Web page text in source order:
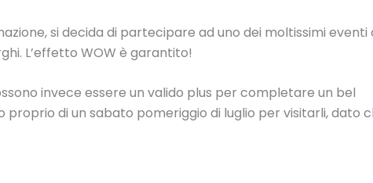
si decida di partecipare ad uno dei moltissimi eventi
L’effetto WOW è garantito!
invece essere un valido plus per completare un bel
di un sabato pomeriggio di luglio per visitarli, dato